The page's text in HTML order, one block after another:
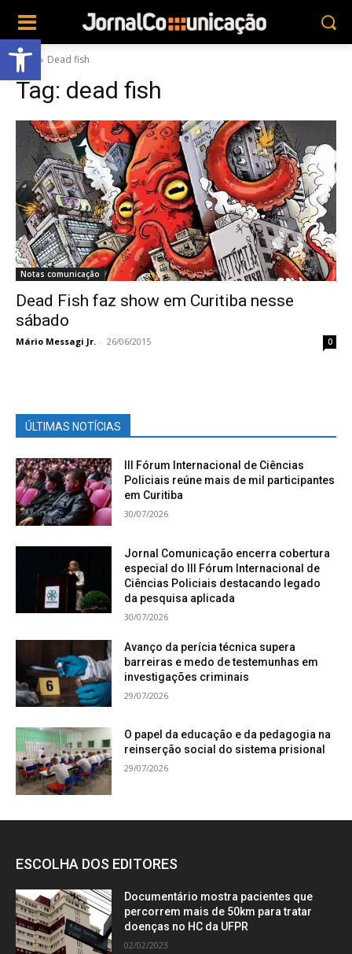
Abrir a barra de ferramentas
Tags Dead fish
Tag: dead fish
Notas comunicação
Dead Fish faz show em Curitiba nesse
sábado
Mário Messagi Jr. - 26/06/2015 0
ÚLTIMAS NOTÍCIAS
III Fórum Internacional de Ciências
Policiais reúne mais de mil participantes
em Curitiba
30/07/2026
Jornal Comunicação encerra cobertura
especial do III Fórum Internacional de
Ciências Policiais destacando legado
da pesquisa aplicada
30/07/2026
Avanço da perícia técnica supera
barreiras e medo de testemunhas em
investigações criminais
29/07/2026
O papel da educação e da pedagogia na
reinserção social do sistema prisional
29/07/2026
ESCOLHA DOS EDITORES
Documentário mostra pacientes que
percorrem mais de 50km para tratar
doenças no HC da UFPR
02/02/2023